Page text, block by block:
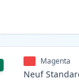
Magenta
Neuf